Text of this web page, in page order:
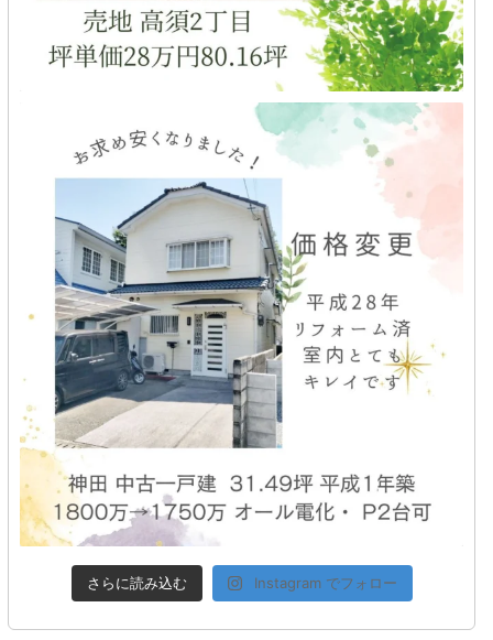
さらに読み込む Instagram でフォロー